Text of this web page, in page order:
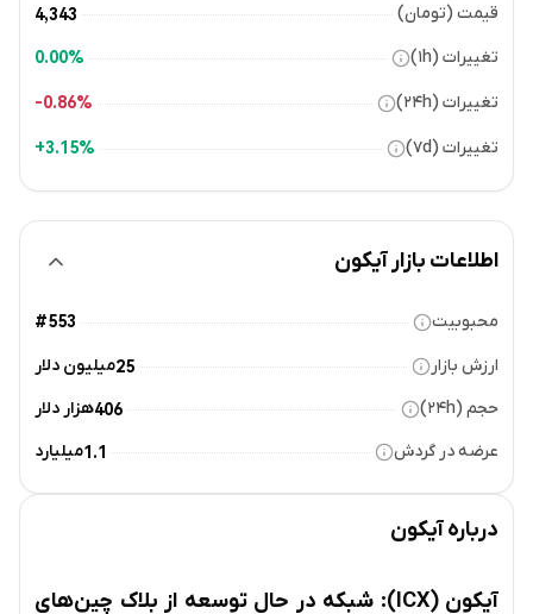
قیمت (تومان) 4,343
تغییرات (۱h) 0.00%
تغییرات (۲۴h) 0.86%-
تغییرات (۷d) 3.15%+
اطلاعات بازار آیکون
محبوبیت #553
ارزش بازار 25میلیون دلار
حجم (۲۴h)
406هزار دلار
عرضه در گردش
1.1میلیارد
دربارهآیکون
آیکون (ICX): شبکه در حال توسعه از بلاک چین‌های